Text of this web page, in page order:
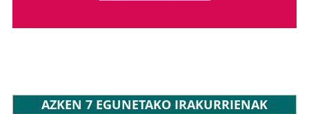
AZKEN 7 EGUNETAKO IRAKURRIENAK